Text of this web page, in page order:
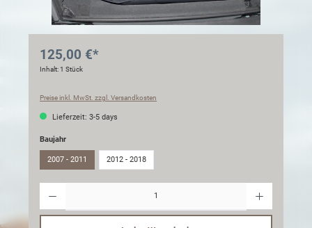
125,00 €*
Inhalt:1 Stück
Preise inkl. MwSt. zzgl. Versandkosten
Lieferzeit: 3-5 days
Baujahr
2007 - 2011 2012 - 2018